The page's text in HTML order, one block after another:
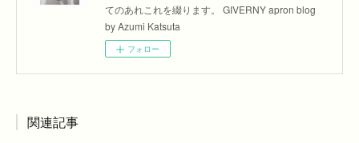
てのあれこれを綴ります。 GIVERNY apron blog
by Azumi Katsuta
フォロー
関連記事